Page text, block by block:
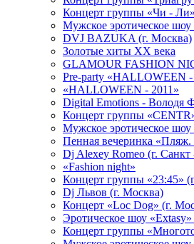
Концерт группы «Чи -
Мужское эротическое
DVJ BAZUKA (г. Москва)
Золотые хиты XX века
GLAMOUR FASHION
Pre-party «HALLOWEEN -
«HALLOWEEN - 2011»
Digital Emotions - Володя
Концерт группы
Мужское эротическое
Пенная вечеринка «Пляж.
Dj Alexey Romeo (г. Санкт
«Fashion night»
Концерт группы «23:45»
Dj Львов (г. Москва)
Концерт «Loc Dog» (г.
Эротическое шоу
Концерт группы